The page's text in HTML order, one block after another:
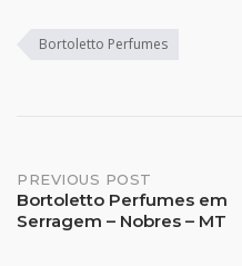
Bortoletto Perfumes
Post
navigation
PREVIOUS POST
Bortoletto Perfumes em
Serragem – Nobres – MT